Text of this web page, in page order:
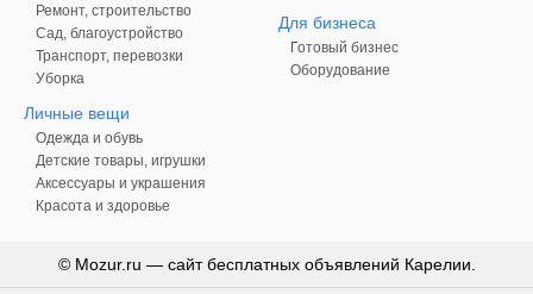
Ремонт, строительство
Сад, благоустройство
Транспорт, перевозки
Уборка
Личные вещи
Одежда и обувь
Детские товары, игрушки
Аксессуары и украшения
Красота и здоровье
Для бизнеса
Готовый бизнес
Оборудование
© Mozur.ru — сайт бесплатных объявлений Карелии.